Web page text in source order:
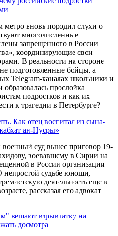
метро вновь породил слухи о
многочисленные
запрещенного в России
координирующие свои
В реальности на стороне
подготовленные бойцы, а
Telegram-каналах школьники и
прослойка
подростков и как их
к трагедии в Петербурге?
Как отец воспитал из сына-
ан-Нусры»
суд вынес приговор 19-
воевавшему в Сирии на
в России организации
непростой судьбе юноши,
деятельность еще в
рассказал его адвокат
вешают взрывчатку на
досмотра